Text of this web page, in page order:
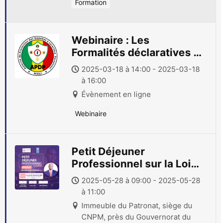
Formation
Webinaire : Les
Formalités déclaratives à
l’APDP
2025-03-18 à 14:00 - 2025-03-18
à 16:00
Évènement en ligne
Webinaire
Petit Déjeuner
Professionnel sur la Loi
des Finances 2025
2025-05-28 à 09:00 - 2025-05-28
à 11:00
Immeuble du Patronat, siège du
CNPM, près du Gouvernorat du